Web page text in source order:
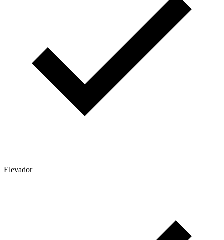
Elevador